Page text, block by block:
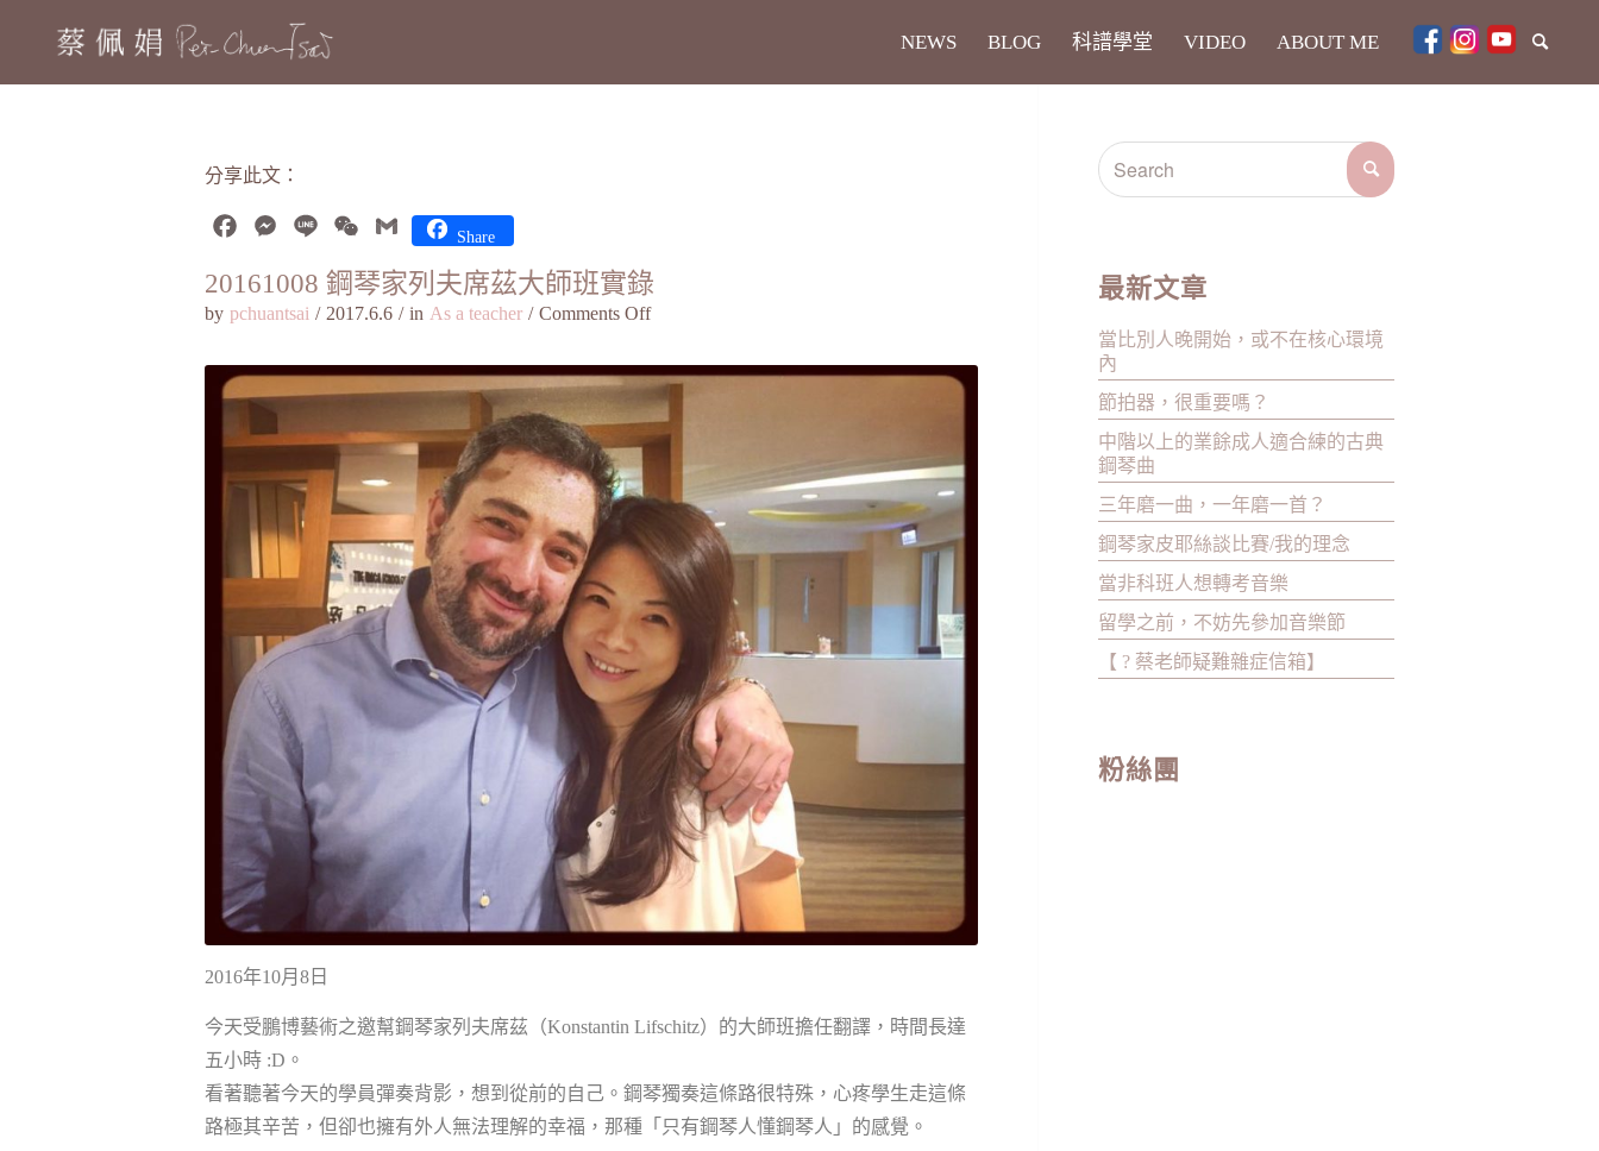
NEWS BLOG 科譜學堂 VIDEO ABOUT ME
分享此文：
FacebookMessenger
Line WeChatGmail
Share
20161008 鋼琴家列夫席茲大師班實錄
by pchuantsai / 2017.6.6 / in As a teacher / Comments Off
2016年10月8日
今天受鵬博藝術之邀幫鋼琴家列夫席茲（Konstantin Lifschitz）的大師班擔任翻譯，時間長達
五小時 :D。
看著聽著今天的學員彈奏背影，想到從前的自己。鋼琴獨奏這條路很特殊，心疼學生走這條
路極其辛苦，但卻也擁有外人無法理解的幸福，那種「只有鋼琴人懂鋼琴人」的感覺。
最新文章
當比別人晚開始，或不在核心環境
內
節拍器，很重要嗎？
中階以上的業餘成人適合練的古典
鋼琴曲
三年磨一曲，一年磨一首？
鋼琴家皮耶絲談比賽/我的理念
當非科班人想轉考音樂
留學之前，不妨先參加音樂節
【 ? 蔡老師疑難雜症信箱】
粉絲團